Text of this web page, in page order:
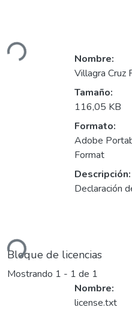
Cargando...
Cargando...
Nombre:
Villagra Cruz
Tamaño:
116,05 KB
Formato:
Adobe
Format
Descripción:
Declaración
Bloque de licencias
Mostrando 1 - 1 de 1
Nombre:
license.txt